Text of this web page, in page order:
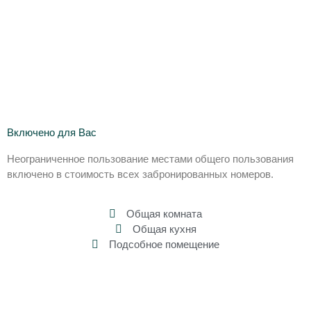
Включено для Вас
Неограниченное пользование местами общего пользования
включено в стоимость всех забронированных номеров.
Общая комната
Общая кухня
Подсобное помещение